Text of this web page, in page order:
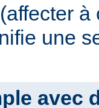
une
avec